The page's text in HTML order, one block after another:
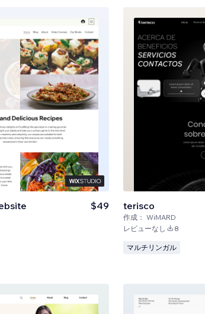
$49 terisco
作成： WiMARD
レビューなし 8
マルチリンガル